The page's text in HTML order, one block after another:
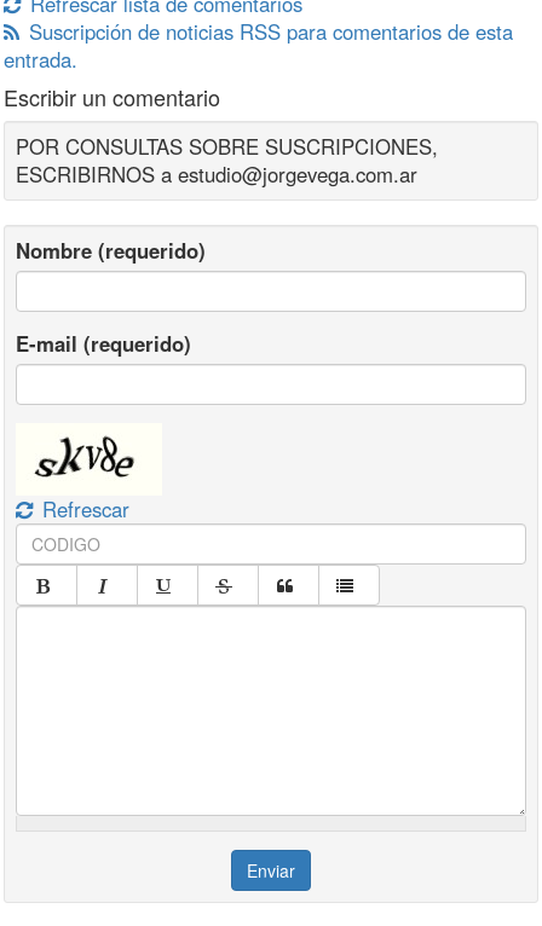
Suscripción de noticias RSS para comentarios de esta
entrada.
Escribir un comentario
POR CONSULTAS SOBRE SUSCRIPCIONES,
ESCRIBIRNOS a estudio@jorgevega.com.ar
Nombre (requerido)
E-mail (requerido)
Refrescar
Enviar